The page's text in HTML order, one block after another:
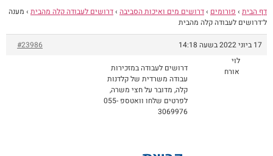
דף הבית › פורומים ›דרושים מים ואיכות הסביבה ›דרושים לעבודה קלה מהבית › מענה
ל־דרושים לעבודה קלה מהבית
17 ביוני 2022 בשעה 14:18
#23986
לוי
אורח
דרושים לעבודה במזכירות
עבודה משרדית של קלדנות
קלה, מדובר על חצי משרה,
לפרטים שלחו וואטספ 055-
3069976